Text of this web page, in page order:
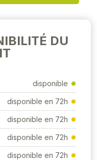
DU
disponible
disponible en 72h
disponible en 72h
disponible en 72h
disponible en 72h